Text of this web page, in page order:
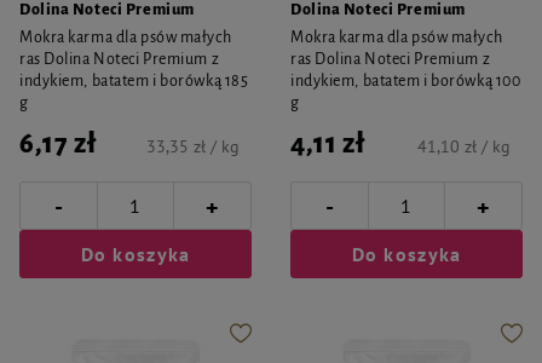
Dolina Noteci Premium
Mokra karma dla psów małych
ras Dolina Noteci Premium z
indykiem, batatem i borówką 185
g
6,17 zł 33,35 zł / kg
- +
Do koszyka
Dolina Noteci Premium
Mokra karma dla psów małych
ras Dolina Noteci Premium z
indykiem, batatem i borówką 100
g
4,11 zł 41,10 zł / kg
- +
Do koszyka